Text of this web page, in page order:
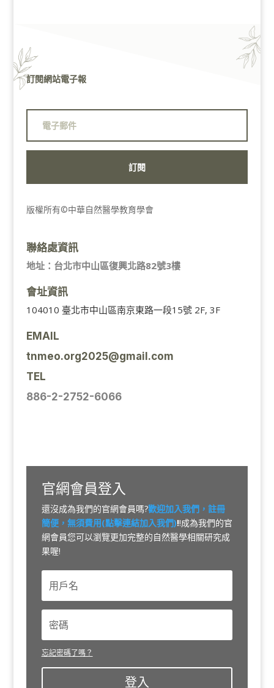
訂閱網站電子報
訂閱
版權所有©中華自然醫學教育學會
聯絡處資訊
地址：台北市中山區復興北路82號3樓
會址資訊
104010 臺北市中山區南京東路一段15號 2F, 3F
EMAIL
tnmeo.org2025@gmail.com
TEL
886-2-2752-6066
官網會員登入
還沒成為我們的官網會員嗎?歡迎加入我們，註冊
簡便，無須費用(點擊連結加入我們)!!成為我們的官
網會員您可以瀏覽更加完整的自然醫學相關研究成
果喔!
忘記密碼了嗎？
登入